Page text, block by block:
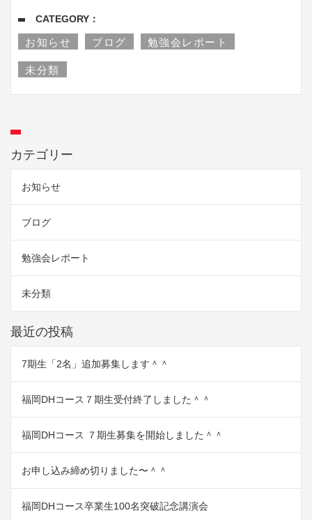
CATEGORY：
お知らせ ブログ 勉強会レポート
未分類
カテゴリー
お知らせ
ブログ
勉強会レポート
未分類
最近の投稿
7期生「2名」追加募集します＾＾
福岡DHコース７期生受付終了しました＾＾
福岡DHコース ７期生募集を開始しました＾＾
お申し込み締め切りました〜＾＾
福岡DHコース卒業生100名突破記念講演会